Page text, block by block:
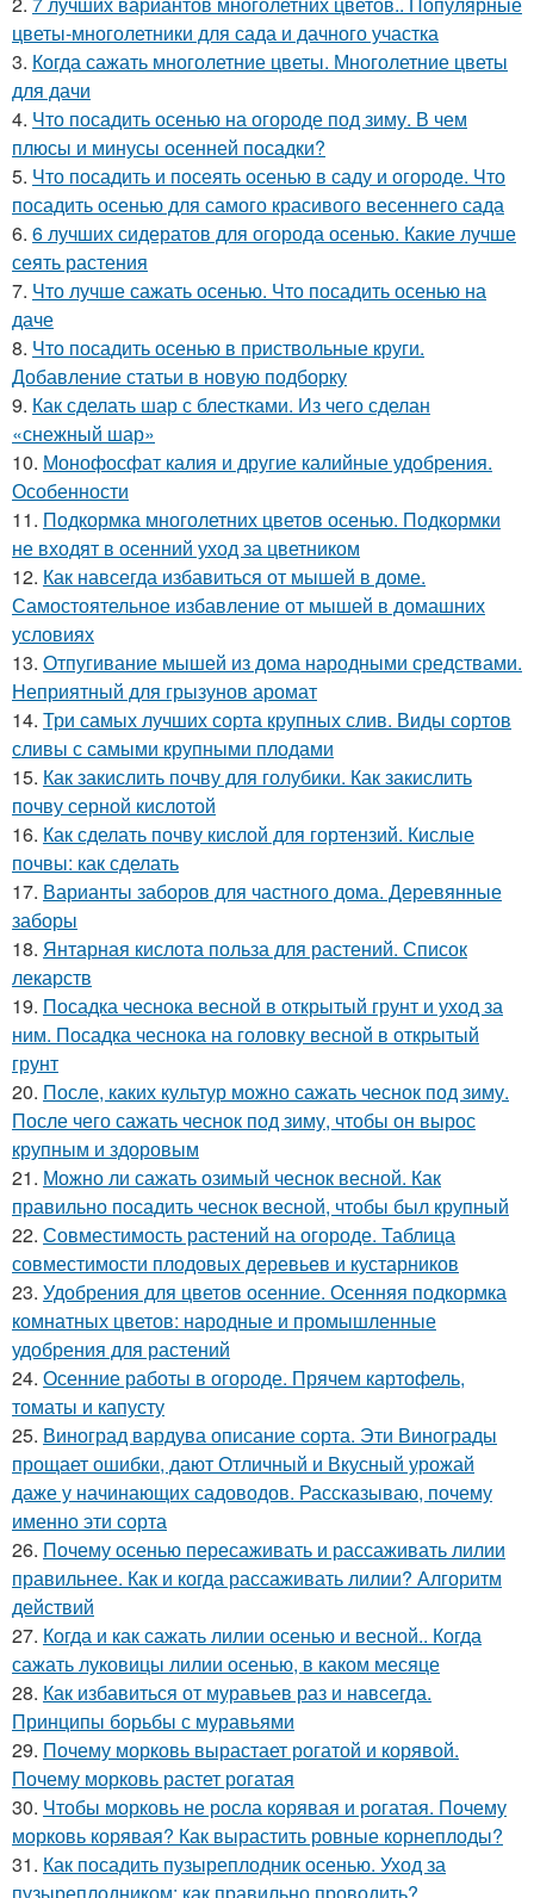
цветы-многолетники для сада и дачного участка
3. Когда сажать многолетние цветы. Многолетние цветы
для дачи
4. Что посадить осенью на огороде под зиму. В чем
плюсы и минусы осенней посадки?
5. Что посадить и посеять осенью в саду и огороде. Что
посадить осенью для самого красивого весеннего сада
6. 6 лучших сидератов для огорода осенью. Какие лучше
сеять растения
7. Что лучше сажать осенью. Что посадить осенью на
даче
8. Что посадить осенью в приствольные круги.
Добавление статьи в новую подборку
9. Как сделать шар с блестками. Из чего сделан
«снежный шар»
10. Монофосфат калия и другие калийные удобрения.
Особенности
11. Подкормка многолетних цветов осенью. Подкормки
не входят в осенний уход за цветником
12. Как навсегда избавиться от мышей в доме.
Самостоятельное избавление от мышей в домашних
условиях
13. Отпугивание мышей из дома народными средствами.
Неприятный для грызунов аромат
14. Три самых лучших сорта крупных слив. Виды сортов
сливы с самыми крупными плодами
15. Как закислить почву для голубики. Как закислить
почву серной кислотой
16. Как сделать почву кислой для гортензий. Кислые
почвы: как сделать
17. Варианты заборов для частного дома. Деревянные
заборы
18. Янтарная кислота польза для растений. Список
лекарств
19. Посадка чеснока весной в открытый грунт и уход за
ним. Посадка чеснока на головку весной в открытый
грунт
20. После, каких культур можно сажать чеснок под зиму.
После чего сажать чеснок под зиму, чтобы он вырос
крупным и здоровым
21. Можно ли сажать озимый чеснок весной. Как
правильно посадить чеснок весной, чтобы был крупный
22. Совместимость растений на огороде. Таблица
совместимости плодовых деревьев и кустарников
23. Удобрения для цветов осенние. Осенняя подкормка
комнатных цветов: народные и промышленные
удобрения для растений
24. Осенние работы в огороде. Прячем картофель,
томаты и капусту
25. Виноград вардува описание сорта. Эти Винограды
прощает ошибки, дают Отличный и Вкусный урожай
даже у начинающих садоводов. Рассказываю, почему
именно эти сорта
26. Почему осенью пересаживать и рассаживать лилии
правильнее. Как и когда рассаживать лилии? Алгоритм
действий
27. Когда и как сажать лилии осенью и весной.. Когда
сажать луковицы лилии осенью, в каком месяце
28. Как избавиться от муравьев раз и навсегда.
Принципы борьбы с муравьями
29. Почему морковь вырастает рогатой и корявой.
Почему морковь растет рогатая
30. Чтобы морковь не росла корявая и рогатая. Почему
морковь корявая? Как вырастить ровные корнеплоды?
31. Как посадить пузыреплодник осенью. Уход за